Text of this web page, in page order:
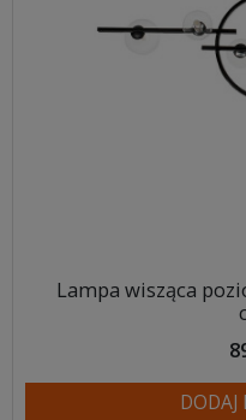
Lampa wisząca
DODAJ